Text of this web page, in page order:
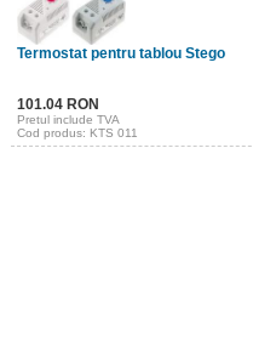
Termostat pentru tablou Stego
101.04 RON
Pretul include TVA
Cod produs: KTS 011